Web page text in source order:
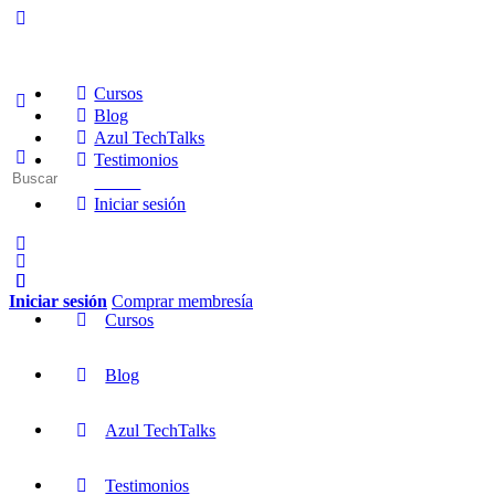
Cursos
Blog
Azul TechTalks
Testimonios
Iniciar sesión
Iniciar sesión Comprar membresía
Buscar:
Cursos
Blog
Azul TechTalks
Testimonios